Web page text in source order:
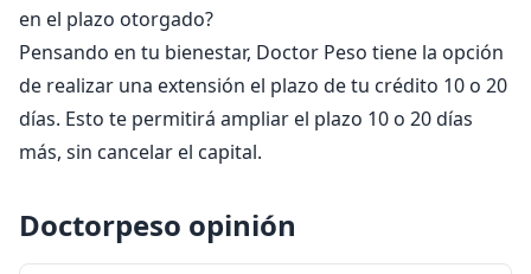
en el plazo otorgado?
Pensando en tu bienestar, Doctor Peso tiene la opción
de realizar una extensión el plazo de tu crédito 10 о 20
días. Esto te permitirá ampliar el plazo 10 o 20 días
más, sin cancelar el capital.
Doctorpeso opinión